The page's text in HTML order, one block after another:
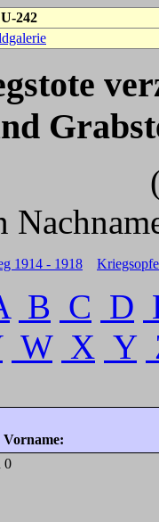
U-242
1914 - 1918
B C D
W X Y
Vorname:
0